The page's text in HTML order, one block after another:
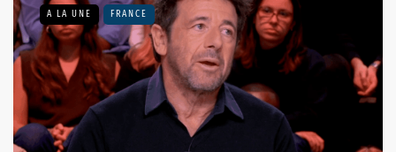
A LA UNE FRANCE